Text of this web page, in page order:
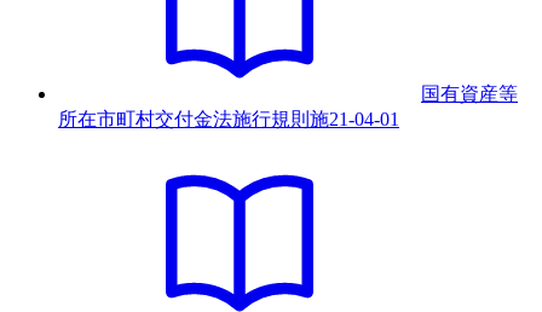
国有資産等
所在市町村交付金法施行規則 施21-04-01